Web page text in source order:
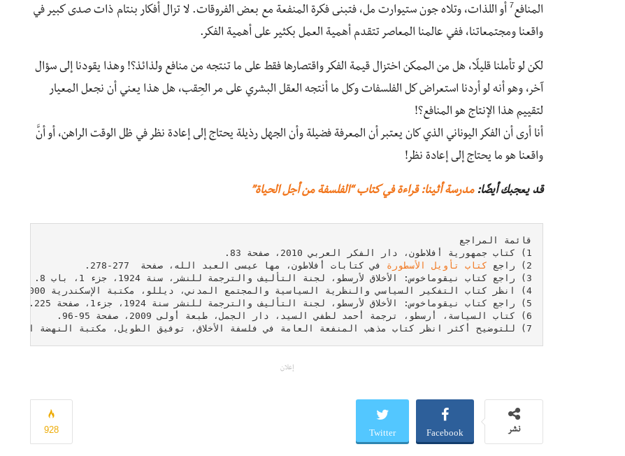
المنافع7 أو اللذات، وتلاه جون ستيوارت مل، فتبنى فكرة المنفعة مع بعض الفروقات. لا تزال أفكار بنتام ذات صدى كبير في
واقعنا ومجتمعاتنا، ففي عالمنا المعاصر تتقدم أهمية العمل بكثير على أهمية الفكر.
لكن لو تأملنا قليلًا، هل من الممكن اختزال قيمة الفكر واقتصارها فقط على ما تنتجه من منافع ولذائذ؟! وهذا يقودنا إلى سؤال
آخر، وهو أنه لو أردنا استعراض كل الفلسفات وكل ما أنتجه العقل البشري على مر الحِقب، هل هذا يعني أن نجعل المعيار
لتقييم هذا الإنتاج هو المنافع؟!
أنا أرى أن الفكر اليوناني الذي كان يعتبر أن المعرفة فضيلة وأن الجهل رذيلة يحتاج إلى إعادة نظر في ظل الوقت الراهن، أو أنَّ
واقعنا هو ما يحتاج إلى إعادة نظر!
قد يعجبك أيضًا:مدرسة أثينا: قراءة في كتاب “الفلسفة من أجل الحياة”
2) راجع
كتاب تأويل الأسطورة
7) للتوضيح أكثر انظر كتاب مذهب المنفعة العامة في فلسفة الأخلاق، توفيق الطويل، مكتبة النهضة المصرية القاهرة، طبعة أولى سنة 1953، صفحة 104.
إعلان
928 نشر Facebook
Twitter